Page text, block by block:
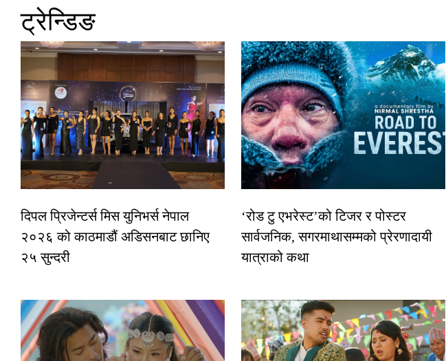
ट्रेन्डिङ
दिपल प्रिजेन्टर्स मिस युनिभर्स नेपाल
२०२६ को काठमाडौं अडिसनबाट छानिए
२५ सुन्दरी
‘रोड टु एभरेस्ट’को टिजर र पोस्टर
सार्वजनिक, सगरमाथासम्मको प्रेरणादायी
यात्राको कथा